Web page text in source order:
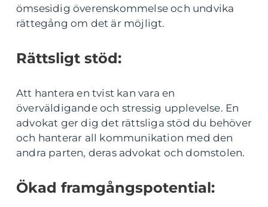
ömsesidig överenskommelse och undvika
rättegång om det är möjligt.
Rättsligt stöd:
Att hantera en tvist kan vara en
överväldigande och stressig upplevelse. En
advokat ger dig det rättsliga stöd du behöver
och hanterar all kommunikation med den
andra parten, deras advokat och domstolen.
Ökad framgångspotential: